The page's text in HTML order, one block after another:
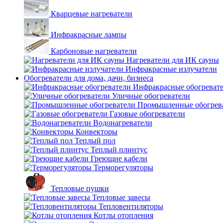
Кварцевые нагреватели
Инфракрасные лампы
Карбоновые нагреватели
Нагреватели для ИК сауны
Инфракрасные излучатели
Обогреватели для дома, дачи, бизнеса
Инфракрасные
Уличные обогреватели
Промышленные
Газовые обогреватели
Водонагреватели
Конвекторы
Теплый пол
Теплый плинтус
Греющие кабели
Терморегуляторы
Тепловые пушки
Тепловые завесы
Тепловентиляторы
Котлы отопления